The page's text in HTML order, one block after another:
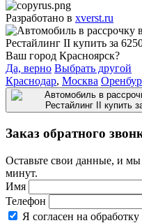
Разработано в xverst.ru
Ваш город Красноярск?
Да, верно Выбрать другой
Краснодар, Москва
Заказ обратного
Оставьте свои данные, и
минут.
Имя
Телефон
Я согласен на обработку